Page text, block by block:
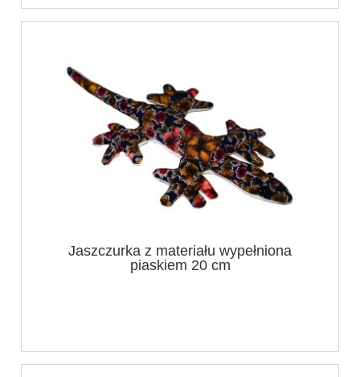
Jaszczurka z materiału wypełniona
piaskiem 20 cm